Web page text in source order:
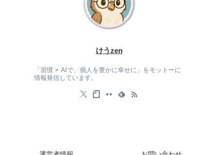
けうzen
「習慣 × AIで、個人を豊かに幸せに」をモットーに
情報発信しています。